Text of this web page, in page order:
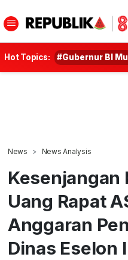
Hot Topics: #Gubernur BI
News News Analysis
Kesenjangan
Uang Rapat
Anggaran
Dinas Eselon